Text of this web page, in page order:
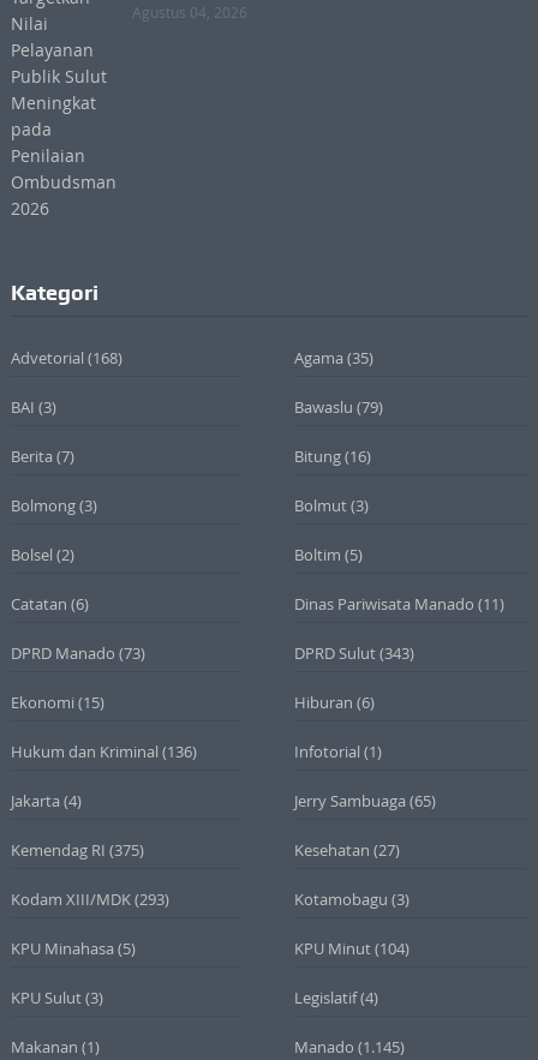
Agustus 04, 2026
Kategori
Advetorial (168) Agama (35)
BAI (3) Bawaslu (79)
Berita (7) Bitung(16)
Bolmong(3) Bolmut(3)
Bolsel (2) Boltim (5)
Catatan (6) Dinas Pariwisata Manado (11)
DPRD Manado (73) DPRD Sulut(343)
Ekonomi (15) Hiburan (6)
Hukum dan Kriminal (136) Infotorial (1)
Jakarta (4) Jerry Sambuaga (65)
Kemendag RI (375) Kesehatan (27)
Kodam XIII/MDK(293) Kotamobagu (3)
KPU Minahasa (5) KPU Minut(104)
KPU Sulut(3) Legislatif(4)
Makanan (1) Manado (1.145)